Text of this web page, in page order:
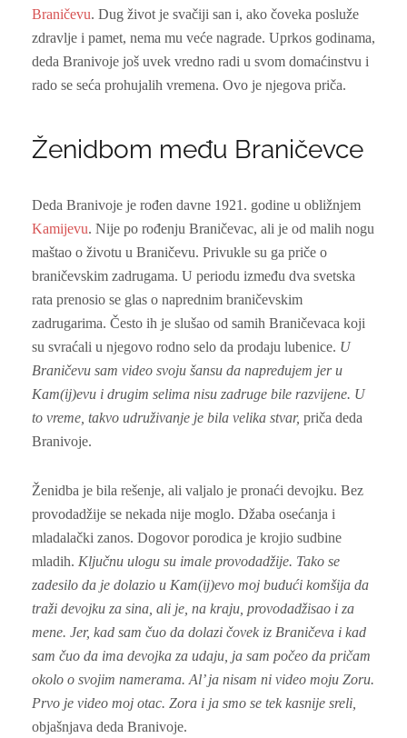
Braničevu. Dug život je svačiji san i, ako čoveka posluže
zdravlje i pamet, nema mu veće nagrade. Uprkos godinama,
deda Branivoje još uvek vredno radi u svom domaćinstvu i
rado se seća prohujalih vremena. Ovo je njegova priča.
Ženidbom među Braničevce
Deda Branivoje je rođen davne 1921. godine u obližnjem
Kamijevu. Nije po rođenju Braničevac, ali je od malih nogu
maštao o životu u Braničevu. Privukle su ga priče o
braničevskim zadrugama. U periodu između dva svetska
rata prenosio se glas o naprednim braničevskim
zadrugarima. Često ih je slušao od samih Braničevaca koji
su svraćali u njegovo rodno selo da prodaju lubenice. U
Braničevu sam video svoju šansu da napredujem jer u
Kam(ij)evu i drugim selima nisu zadruge bile razvijene. U
to vreme, takvo udruživanje je bila velika stvar, priča deda
Branivoje.
Ženidba je bila rešenje, ali valjalo je pronaći devojku. Bez
provodadžije se nekada nije moglo. Džaba osećanja i
mladalački zanos. Dogovor porodica je krojio sudbine
mladih. Ključnu ulogu su imale provodadžije. Tako se
zadesilo da je dolazio u Kam(ij)evo moj budući komšija da
traži devojku za sina, ali je, na kraju, provodadžisao i za
mene. Jer, kad sam čuo da dolazi čovek iz Braničeva i kad
sam čuo da ima devojka za udaju, ja sam počeo da pričam
okolo o svojim namerama. Al’ ja nisam ni video moju Zoru.
Prvo je video moj otac. Zora i ja smo se tek kasnije sreli,
objašnjava deda Branivoje.